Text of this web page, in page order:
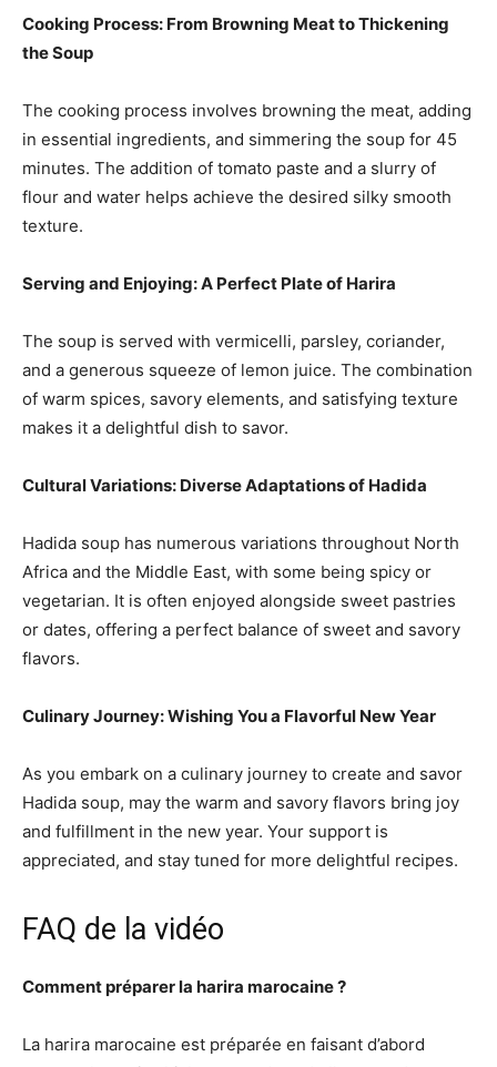
Cooking Process: From Browning Meat to Thickening
the Soup
The cooking process involves browning the meat, adding
in essential ingredients, and simmering the soup for 45
minutes. The addition of tomato paste and a slurry of
flour and water helps achieve the desired silky smooth
texture.
Serving and Enjoying: A Perfect Plate of Harira
The soup is served with vermicelli, parsley, coriander,
and a generous squeeze of lemon juice. The combination
of warm spices, savory elements, and satisfying texture
makes it a delightful dish to savor.
Cultural Variations: Diverse Adaptations of Hadida
Hadida soup has numerous variations throughout North
Africa and the Middle East, with some being spicy or
vegetarian. It is often enjoyed alongside sweet pastries
or dates, offering a perfect balance of sweet and savory
flavors.
Culinary Journey: Wishing You a Flavorful New Year
As you embark on a culinary journey to create and savor
Hadida soup, may the warm and savory flavors bring joy
and fulfillment in the new year. Your support is
appreciated, and stay tuned for more delightful recipes.
FAQ de la vidéo
Comment préparer la harira marocaine ?
La harira marocaine est préparée en faisant d’abord